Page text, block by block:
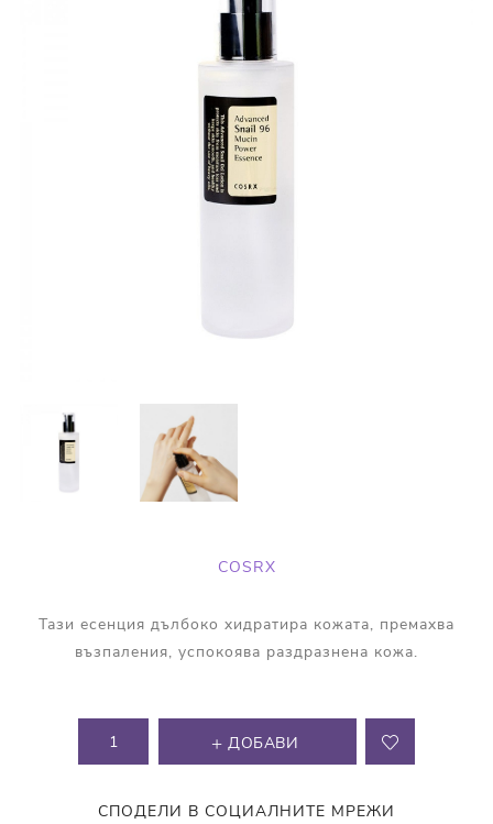
COSRX
Тази есенция дълбоко хидратира кожата, премахва
възпаления, успокоява раздразнена кожа.
ДОБАВИ
СПОДЕЛИ В СОЦИАЛНИТЕ МРЕЖИ